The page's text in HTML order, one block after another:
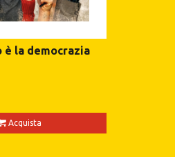
è la democrazia
Acquista